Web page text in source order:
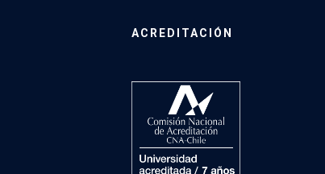
ACREDITACIÓN